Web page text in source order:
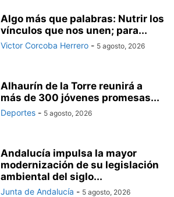
Algo más que palabras: Nutrir los
vínculos que nos unen; para...
Victor Corcoba Herrero - 5 agosto, 2026
Alhaurín de la Torre reunirá a
más de 300 jóvenes promesas...
Deportes - 5 agosto, 2026
Andalucía impulsa la mayor
modernización de su legislación
ambiental del siglo...
Junta de Andalucía - 5 agosto, 2026